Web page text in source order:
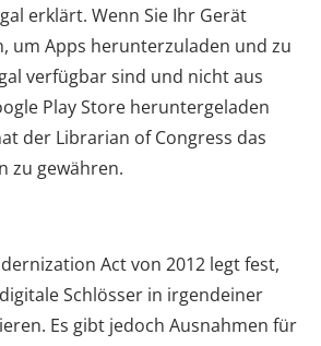
erklärt. Wenn Sie Ihr Gerät
um Apps herunterzuladen und zu
verfügbar sind und nicht aus
Play Store heruntergeladen
der Librarian of Congress das
zu gewähren.
Act von 2012 legt fest,
Schlösser in irgendeiner
Es gibt jedoch Ausnahmen für